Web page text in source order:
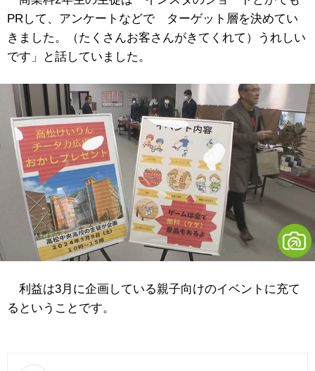
PRして、アンケートなどで ターゲット層を決めてい
きました。（たくさんお客さんがきてくれて）うれしい
です」と話していました。
利益は3月に企画している親子向けのイベントに充て
るということです。